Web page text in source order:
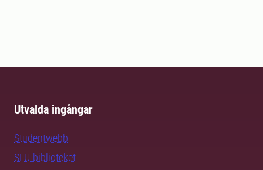
Utvalda ingångar
Studentwebb
SLU-biblioteket